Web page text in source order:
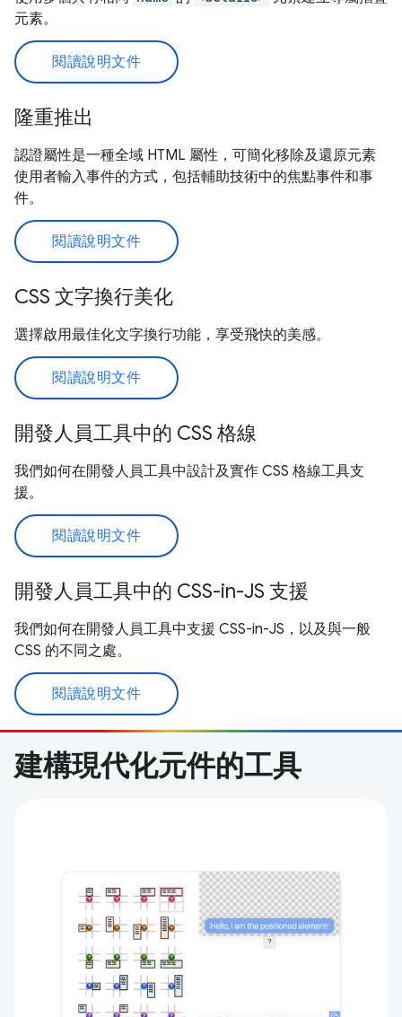
元素。
閱讀說明文件
隆重推出
認證屬性是一種全域 HTML 屬性，可簡化移除及還原元素
使用者輸入事件的方式，包括輔助技術中的焦點事件和事
件。
閱讀說明文件
CSS 文字換行美化
選擇啟用最佳化文字換行功能，享受飛快的美感。
閱讀說明文件
開發人員工具中的 CSS 格線
我們如何在開發人員工具中設計及實作 CSS 格線工具支
援。
閱讀說明文件
開發人員工具中的 CSS-in-JS 支援
我們如何在開發人員工具中支援 CSS-in-JS，以及與一般
CSS 的不同之處。
閱讀說明文件
建構現代化元件的工具